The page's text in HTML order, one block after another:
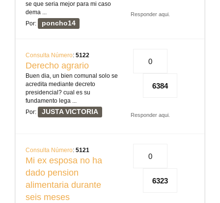
se que seria mejor para mi caso
dema ...
Por:
poncho14
Responder aqui.
Consulta Número: 5122
Derecho agrario
Buen dia, un bien comunal solo se
acredita mediante decreto
presidencial? cual es su
fundamento lega ...
Por:
JUSTA VICTORIA
0
6384
Responder aqui.
Consulta Número: 5121
Mi ex esposa no ha
dado pension
alimentaria durante
seis meses
0
6323